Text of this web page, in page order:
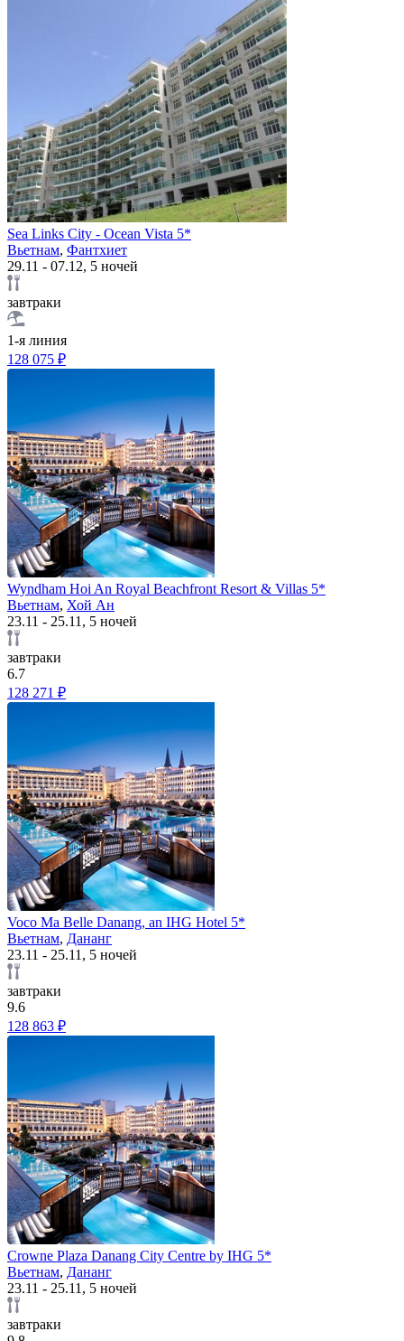
Sea Links City - Ocean Vista 5*
Вьетнам, Фантхиет
29.11 - 07.12, 5 ночей
завтраки
1-я линия
128 075 ₽
Wyndham Hoi An Royal Beachfront Resort & Villas 5*
Вьетнам, Хой Ан
23.11 - 25.11, 5 ночей
завтраки
6.7
128 271 ₽
Voco Ma Belle Danang, an IHG Hotel 5*
Вьетнам, Дананг
23.11 - 25.11, 5 ночей
завтраки
9.6
128 863 ₽
Crowne Plaza Danang City Centre by IHG 5*
Вьетнам, Дананг
23.11 - 25.11, 5 ночей
завтраки